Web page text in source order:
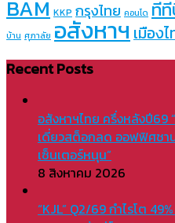
BAM KKP กรุงไทย คอนโด ที
บ้าน ศุภาลัย อสังหาฯเมือง
Recent Posts
อสังหาฯไทย ครึ่งหลังปี69
เดี่ยวสต็อกลด ออฟฟิศชา
เซ็นเตอร์หนุน”
8 สิงหาคม 2026
“KJL” Q2/69 กำไรโต